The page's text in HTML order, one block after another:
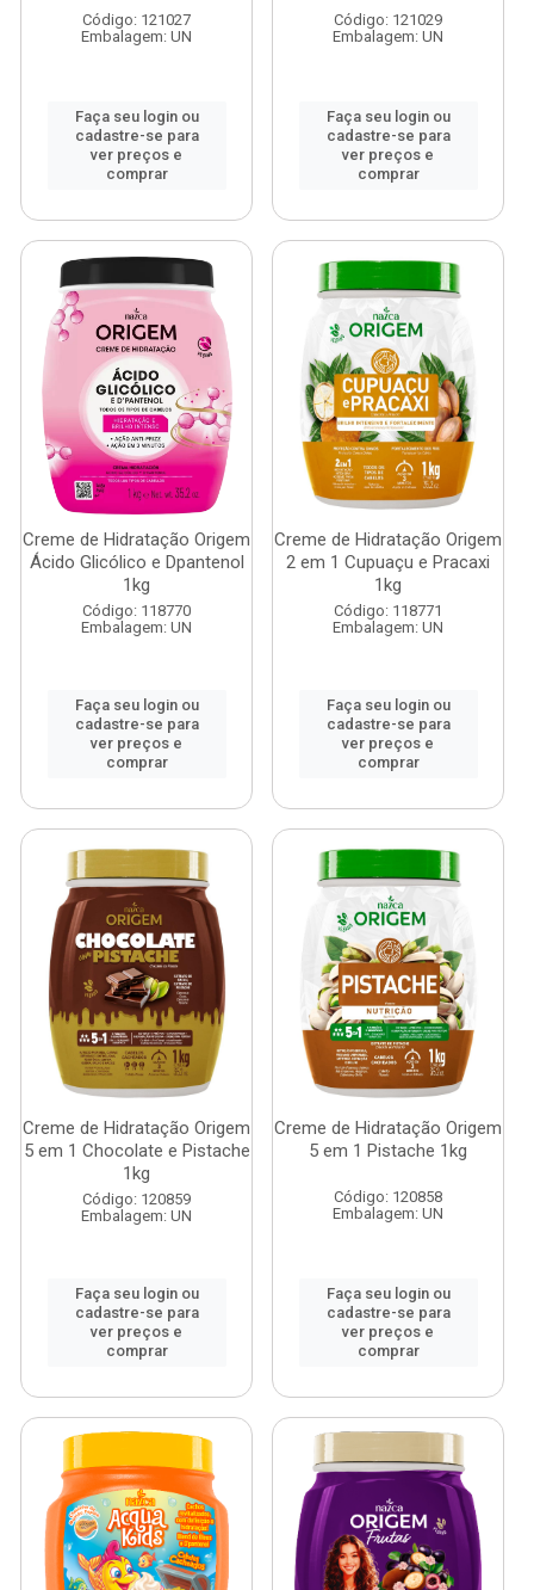
Código: 121027
Embalagem: UN
Faça seu login ou
cadastre-se para
ver preços e
comprar
Código: 121029
Embalagem: UN
Faça seu login ou
cadastre-se para
ver preços e
comprar
Creme de Hidratação Origem
Ácido Glicólico e Dpantenol
1kg
Código: 118770
Embalagem: UN
Faça seu login ou
cadastre-se para
ver preços e
comprar
Creme de Hidratação Origem
2 em 1 Cupuaçu e Pracaxi
1kg
Código: 118771
Embalagem: UN
Faça seu login ou
cadastre-se para
ver preços e
comprar
Creme de Hidratação Origem
5 em 1 Chocolate e Pistache
1kg
Código: 120859
Embalagem: UN
Faça seu login ou
cadastre-se para
ver preços e
comprar
Creme de Hidratação Origem
5 em 1 Pistache 1kg
Código: 120858
Embalagem: UN
Faça seu login ou
cadastre-se para
ver preços e
comprar